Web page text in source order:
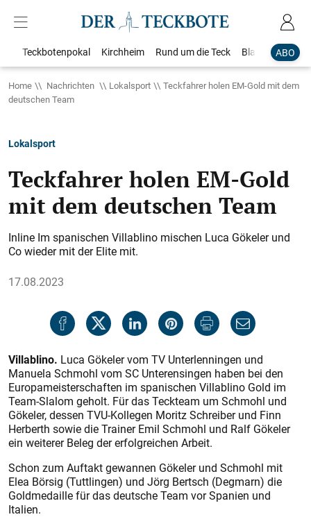
ABO
Teckbotenpokal Kirchheim Rund um die Teck Blaulicht
Home Nachrichten Lokalsport
Teckfahrer holen EM-Gold mit dem
deutschen Team
Lokalsport
Teckfahrer holen EM-Gold
mit dem deutschen Team
Inline Im spanischen Villablino mischen Luca Gökeler und
Co wieder mit der Elite mit.
17.08.2023
Villablino. Luca Gökeler vom TV Unterlenningen und
Manuela Schmohl vom SC Unterensingen haben bei den
Europameisterschaften im spanischen Villablino Gold im
Team-Slalom geholt. Für das Teckteam um Schmohl und
Gökeler, dessen TVU-Kollegen Moritz Schreiber und Finn
Herberth sowie die Trainer Emil Schmohl und Ralf Gökeler
ein weiterer Beleg der erfolgreichen Arbeit.
Schon zum Auftakt gewannen Gökeler und Schmohl mit
Elea Börsig (Tuttlingen) und Jörg Bertsch (Degmarn) die
Goldmedaille für das deutsche Team vor Spanien und
Italien.